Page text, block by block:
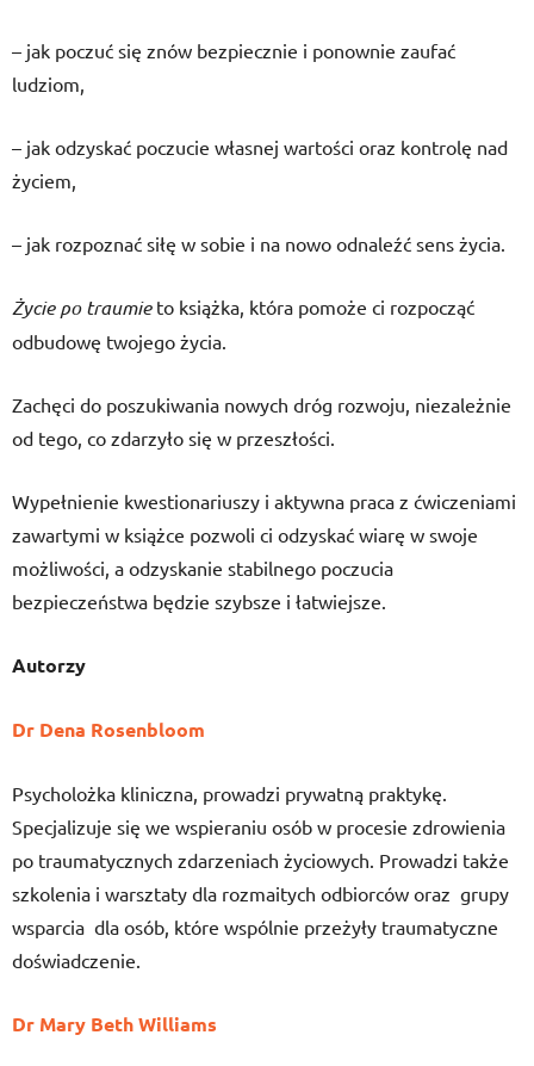
– jak poczuć się znów bezpiecznie i ponownie zaufać
ludziom,
– jak odzyskać poczucie własnej wartości oraz kontrolę nad
życiem,
– jak rozpoznać siłę w sobie i na nowo odnaleźć sens życia.
Życie po traumieto książka, która pomoże ci rozpocząć
odbudowę twojego życia.
Zachęci do poszukiwania nowych dróg rozwoju, niezależnie
od tego, co zdarzyło się w przeszłości.
Wypełnienie kwestionariuszy i aktywna praca z ćwiczeniami
zawartymi w książce pozwoli ci odzyskać wiarę w swoje
możliwości, a odzyskanie stabilnego poczucia
bezpieczeństwa będzie szybsze i łatwiejsze.
Autorzy
Dr Dena Rosenbloom
Psycholożka kliniczna, prowadzi prywatną praktykę.
Specjalizuje się we wspieraniu osób w procesie zdrowienia
po traumatycznych zdarzeniach życiowych. Prowadzi także
szkolenia i warsztaty dla rozmaitych odbiorców oraz grupy
wsparcia dla osób, które wspólnie przeżyły traumatyczne
doświadczenie.
Dr Mary Beth Williams